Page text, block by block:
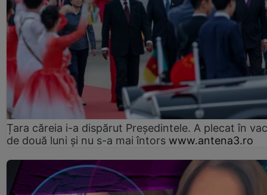
Țara căreia i-a dispărut Președintele. A plecat în
de două luni și nu s-a mai întors www.antena3.ro